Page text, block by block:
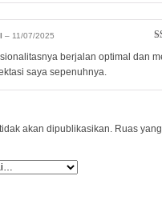
5
– 11/07/2025
berjalan optimal dan
saya sepenuhnya.
akan dipublikasikan. Ruas